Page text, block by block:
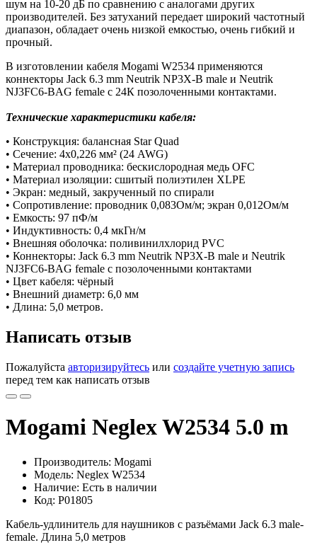
шум на 10-20 дБ по сравнению с аналогами других
производителей. Без затуханий передает широкий частотный
диапазон, обладает очень низкой емкостью, очень гибкий и
прочный.
В изготовлении кабеля Mogami W2534 применяются
коннекторы Jack 6.3 mm Neutrik NP3X-B male и Neutrik
NJ3FC6-BAG female с 24К позолоченными контактами.
Технические характеристики кабеля:
• Конструкция: балансная Star Quad
• Сечение: 4х0,226 мм² (24 AWG)
• Материал проводника: бескислородная медь OFC
• Материал изоляции: сшитый полиэтилен XLPE
• Экран: медный, закрученный по спирали
• Сопротивление: проводник 0,083Ом/м; экран 0,012Ом/м
• Емкость: 97 пФ/м
• Индуктивность: 0,4 мкГн/м
• Внешняя оболочка: поливинилхлорид PVC
• Коннекторы: Jack 6.3 mm Neutrik NP3X-B male и Neutrik
NJ3FC6-BAG female с позолоченными контактами
• Цвет кабеля: чёрный
• Внешний диаметр: 6,0 мм
• Длина: 5,0 метров.
Написать отзыв
Пожалуйста авторизируйтесь или создайте учетную запись
перед тем как написать отзыв
Mogami Neglex W2534 5.0 m
Производитель: Mogami
Модель: Neglex W2534
Наличие: Есть в наличии
Код: P01805
Кабель-удлинитель для наушников с разъёмами Jack 6.3 male-
female. Длина 5,0 метров